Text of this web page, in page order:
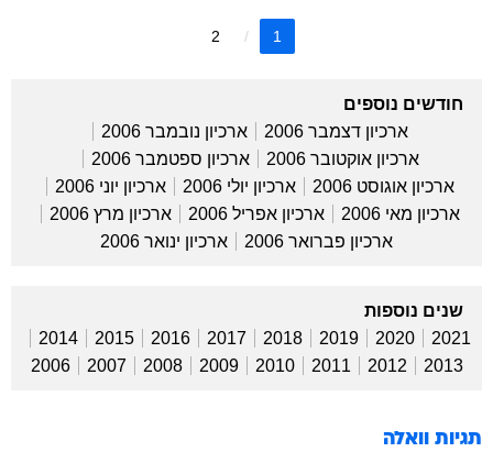
1
2
חודשים נוספים
ארכיון דצמבר 2006
ארכיון נובמבר 2006
ארכיון אוקטובר 2006
ארכיון ספטמבר 2006
ארכיון אוגוסט 2006
ארכיון יולי 2006
ארכיון יוני 2006
ארכיון מאי 2006
ארכיון אפריל 2006
ארכיון מרץ 2006
ארכיון פברואר 2006
ארכיון ינואר 2006
שנים נוספות
2021
2020
2019
2018
2017
2016
2015
2014
2013
2012
2011
2010
2009
2008
2007
2006
תגיות וואלה